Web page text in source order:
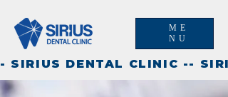
ME
NU
- SIRIUS DENTAL CLINIC -